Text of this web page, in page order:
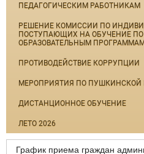
ПЕДАГОГИЧЕСКИМ РАБОТНИКАМ
РЕШЕНИЕ КОМИССИИ ПО
ПОСТУПАЮЩИХ НА ОБУЧЕНИЕ
ОБРАЗОВАТЕЛЬНЫМ
ПРОТИВОДЕЙСТВИЕ КОРРУПЦИИ
МЕРОПРИЯТИЯ ПО ПУШКИНСКОЙ
ДИСТАНЦИОННОЕ ОБУЧЕНИЕ
ЛЕТО 2026
График приема граждан